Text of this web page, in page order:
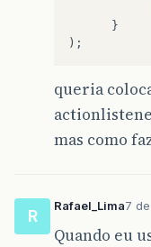
}
);
queria
mas como
R
Rafael_Lima7
Quando eu